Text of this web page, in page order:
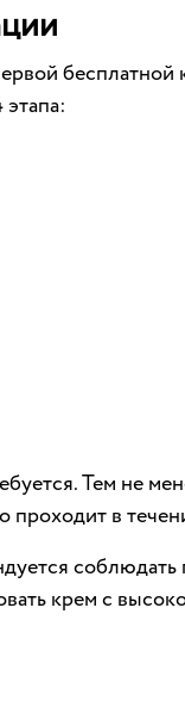
Тем не
проходит в
крем с